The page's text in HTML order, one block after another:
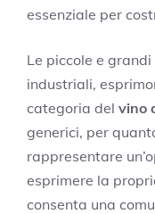
essenziale per
Le piccole e
industriali,
categoria del vino
generici, per
rappresentare
esprimere la
consenta una